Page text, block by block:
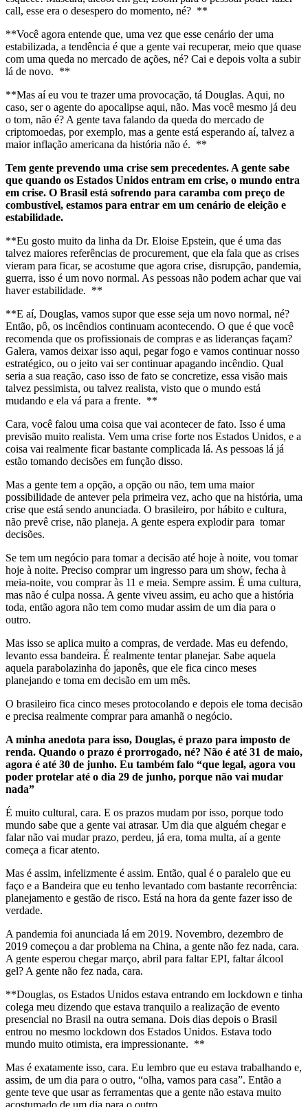
call, esse era o desespero do momento, né? **
**Você agora entende que, uma vez que esse cenário der uma
estabilizada, a tendência é que a gente vai recuperar, meio que quase
com uma queda no mercado de ações, né? Cai e depois volta a subir
lá de novo. **
**Mas aí eu vou te trazer uma provocação, tá Douglas. Aqui, no
caso, ser o agente do apocalipse aqui, não. Mas você mesmo já deu
o tom, não é? A gente tava falando da queda do mercado de
criptomoedas, por exemplo, mas a gente está esperando aí, talvez a
maior inflação americana da história não é. **
Tem gente prevendo uma crise sem precedentes. A gente sabe
que quando os Estados Unidos entram em crise, o mundo entra
em crise. O Brasil está sofrendo para caramba com preço de
combustível, estamos para entrar em um cenário de eleição e
estabilidade.
**Eu gosto muito da linha da Dr. Eloise Epstein, que é uma das
talvez maiores referências de procurement, que ela fala que as crises
vieram para ficar, se acostume que agora crise, disrupção, pandemia,
guerra, isso é um novo normal. As pessoas não podem achar que vai
haver estabilidade. **
**E aí, Douglas, vamos supor que esse seja um novo normal, né?
Então, pô, os incêndios continuam acontecendo. O que é que você
recomenda que os profissionais de compras e as lideranças façam?
Galera, vamos deixar isso aqui, pegar fogo e vamos continuar nosso
estratégico, ou o jeito vai ser continuar apagando incêndio. Qual
seria a sua reação, caso isso de fato se concretize, essa visão mais
talvez pessimista, ou talvez realista, visto que o mundo está
mudando e ela vá para a frente. **
Cara, você falou uma coisa que vai acontecer de fato. Isso é uma
previsão muito realista. Vem uma crise forte nos Estados Unidos, e a
coisa vai realmente ficar bastante complicada lá. As pessoas lá já
estão tomando decisões em função disso.
Mas a gente tem a opção, a opção ou não, tem uma maior
possibilidade de antever pela primeira vez, acho que na história, uma
crise que está sendo anunciada. O brasileiro, por hábito e cultura,
não prevê crise, não planeja. A gente espera explodir para tomar
decisões.
Se tem um negócio para tomar a decisão até hoje à noite, vou tomar
hoje à noite. Preciso comprar um ingresso para um show, fecha à
meia-noite, vou comprar às 11 e meia. Sempre assim. É uma cultura,
mas não é culpa nossa. A gente viveu assim, eu acho que a história
toda, então agora não tem como mudar assim de um dia para o
outro.
Mas isso se aplica muito a compras, de verdade. Mas eu defendo,
levanto essa bandeira. É realmente tentar planejar. Sabe aquela
aquela parabolazinha do japonês, que ele fica cinco meses
planejando e toma em decisão em um mês.
O brasileiro fica cinco meses protocolando e depois ele toma decisão
e precisa realmente comprar para amanhã o negócio.
A minha anedota para isso, Douglas, é prazo para imposto de
renda. Quando o prazo é prorrogado, né? Não é até 31 de maio,
agora é até 30 de junho. Eu também falo “que legal, agora vou
poder protelar até o dia 29 de junho, porque não vai mudar
nada”
É muito cultural, cara. E os prazos mudam por isso, porque todo
mundo sabe que a gente vai atrasar. Um dia que alguém chegar e
falar não vai mudar prazo, perdeu, já era, toma multa, aí a gente
começa a ficar atento.
Mas é assim, infelizmente é assim. Então, qual é o paralelo que eu
faço e a Bandeira que eu tenho levantado com bastante recorrência:
planejamento e gestão de risco. Está na hora da gente fazer isso de
verdade.
A pandemia foi anunciada lá em 2019. Novembro, dezembro de
2019 começou a dar problema na China, a gente não fez nada, cara.
A gente esperou chegar março, abril para faltar EPI, faltar álcool
gel? A gente não fez nada, cara.
**Douglas, os Estados Unidos estava entrando em lockdown e tinha
colega meu dizendo que estava tranquilo a realização de evento
presencial no Brasil na outra semana. Dois dias depois o Brasil
entrou no mesmo lockdown dos Estados Unidos. Estava todo
mundo muito otimista, era impressionante. **
Mas é exatamente isso, cara. Eu lembro que eu estava trabalhando e,
assim, de um dia para o outro, “olha, vamos para casa”. Então a
gente teve que usar as ferramentas que a gente não estava muito